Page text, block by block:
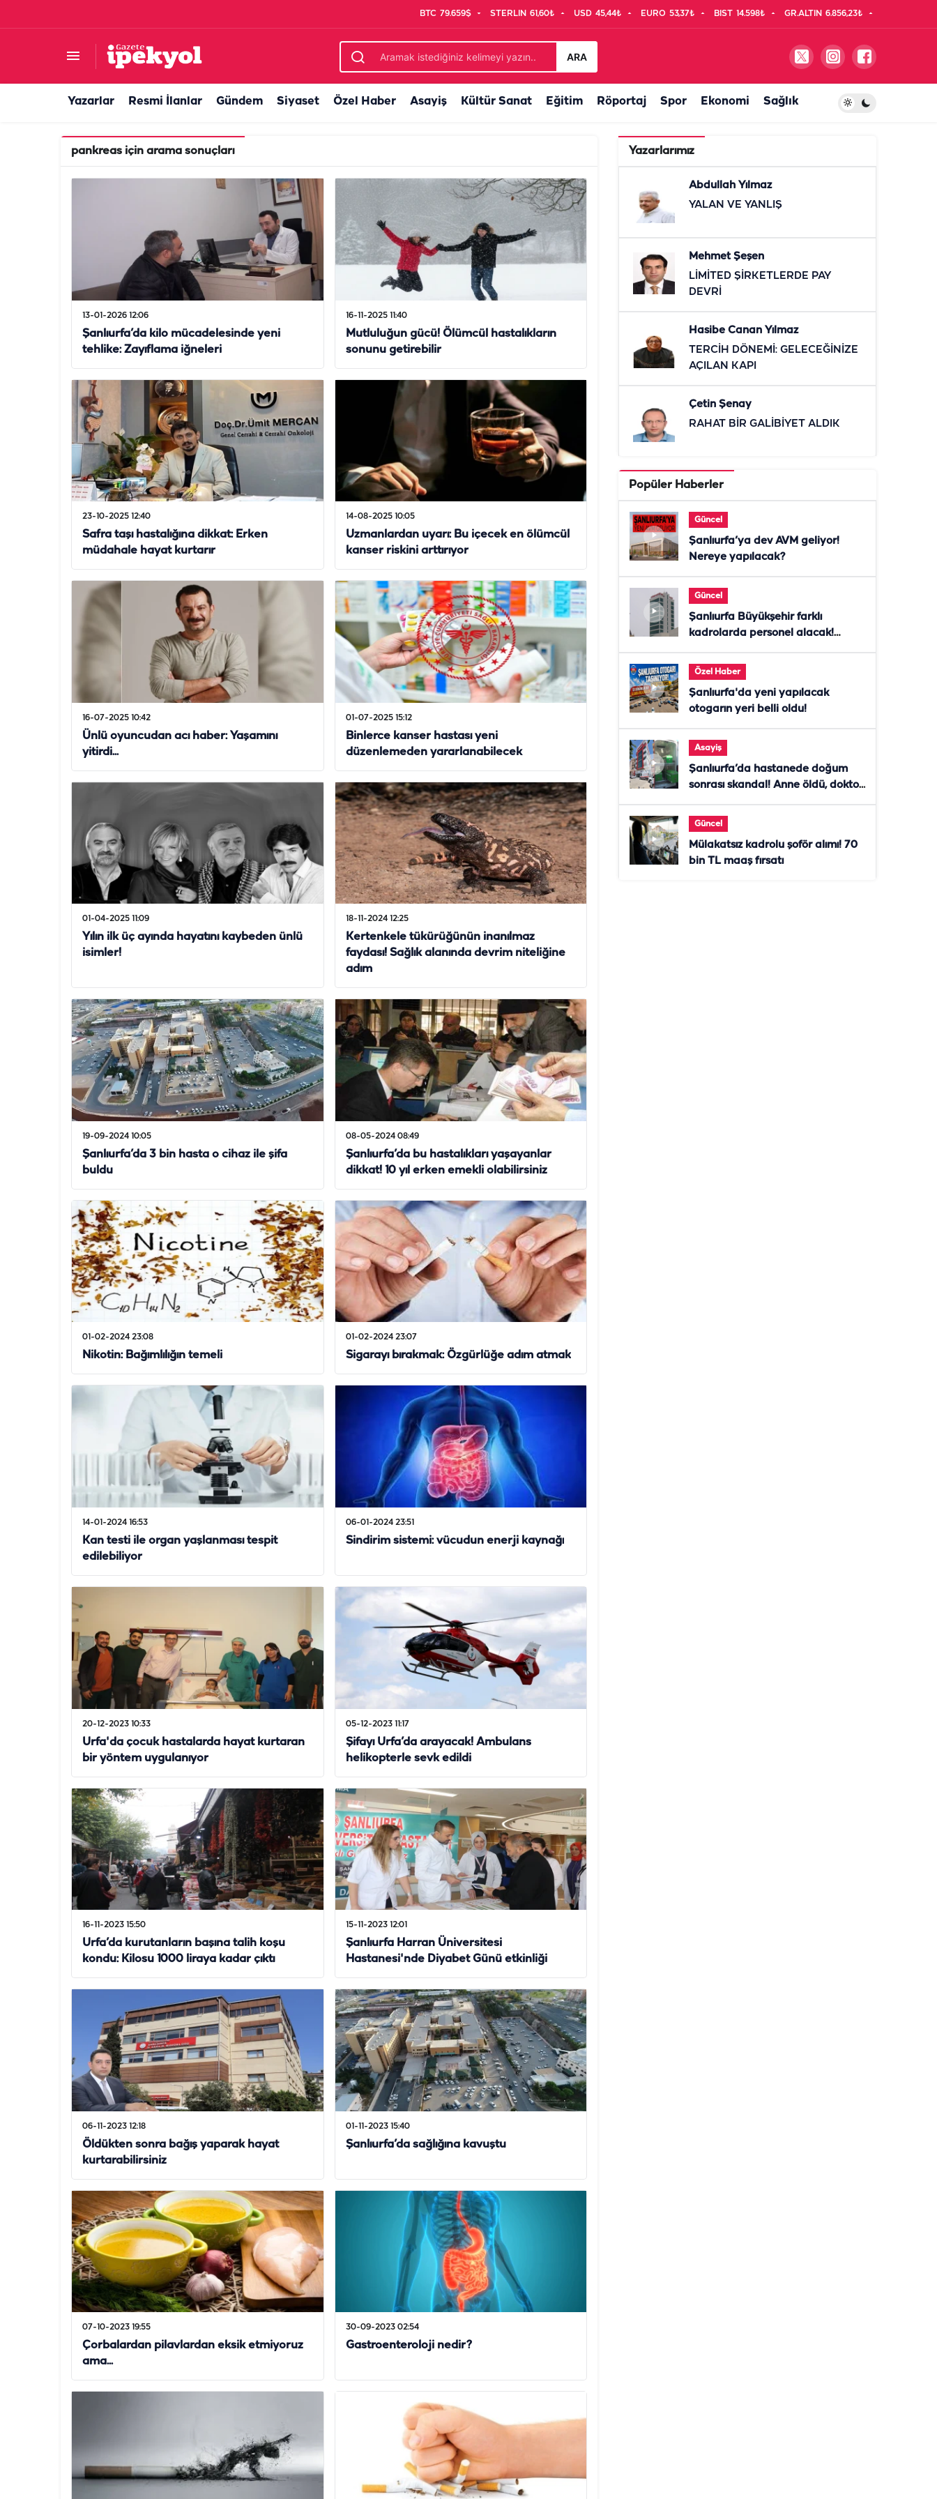
BTC 79.659$ STERLIN 61,60₺ USD 45,44₺ EURO 53,37₺ BIST 14.598₺ GR.ALTIN 6.856,23₺
ARA
Yazarlar Resmi İlanlar Gündem Siyaset Özel Haber Asayiş Kültür Sanat Eğitim Röportaj Spor Ekonomi Sağlık
pankreas için arama sonuçları
13-01-2026 12:06
Şanlıurfa’da kilo mücadelesinde yeni
tehlike: Zayıflama iğneleri
16-11-2025 11:40
Mutluluğun gücü! Ölümcül hastalıkların
sonunu getirebilir
23-10-2025 12:40
Safra taşı hastalığına dikkat: Erken
müdahale hayat kurtarır
14-08-2025 10:05
Uzmanlardan uyarı: Bu içecek en ölümcül
kanser riskini arttırıyor
16-07-2025 10:42
Ünlü oyuncudan acı haber: Yaşamını
yitirdi...
01-07-2025 15:12
Binlerce kanser hastası yeni
düzenlemeden yararlanabilecek
01-04-2025 11:09
Yılın ilk üç ayında hayatını kaybeden ünlü
isimler!
18-11-2024 12:25
Kertenkele tükürüğünün inanılmaz
faydası! Sağlık alanında devrim niteliğine
adım
19-09-2024 10:05
Şanlıurfa’da 3 bin hasta o cihaz ile şifa
buldu
08-05-2024 08:49
Şanlıurfa’da bu hastalıkları yaşayanlar
dikkat! 10 yıl erken emekli olabilirsiniz
01-02-2024 23:08
Nikotin: Bağımlılığın temeli
01-02-2024 23:07
Sigarayı bırakmak: Özgürlüğe adım atmak
14-01-2024 16:53
Kan testi ile organ yaşlanması tespit
edilebiliyor
06-01-2024 23:51
Sindirim sistemi: vücudun enerji kaynağı
20-12-2023 10:33
Urfa'da çocuk hastalarda hayat kurtaran
bir yöntem uygulanıyor
05-12-2023 11:17
Şifayı Urfa’da arayacak! Ambulans
helikopterle sevk edildi
16-11-2023 15:50
Urfa’da kurutanların başına talih koşu
kondu: Kilosu 1000 liraya kadar çıktı
15-11-2023 12:01
Şanlıurfa Harran Üniversitesi
Hastanesi'nde Diyabet Günü etkinliği
06-11-2023 12:18
Öldükten sonra bağış yaparak hayat
kurtarabilirsiniz
01-11-2023 15:40
Şanlıurfa’da sağlığına kavuştu
07-10-2023 19:55
Çorbalardan pilavlardan eksik etmiyoruz
ama...
30-09-2023 02:54
Gastroenteroloji nedir?
Yazarlarımız
Abdullah Yılmaz
YALAN VE YANLIŞ
Mehmet Şeşen
LİMİTED ŞİRKETLERDE PAY
DEVRİ
Hasibe Canan Yılmaz
TERCİH DÖNEMİ: GELECEĞİNİZE
AÇILAN KAPI
Çetin Şenay
RAHAT BİR GALİBİYET ALDIK
Popüler Haberler
Güncel
Şanlıurfa’ya dev AVM geliyor!
Nereye yapılacak?
Güncel
Şanlıurfa Büyükşehir farklı
kadrolarda personel alacak!
Özel Haber
Şanlıurfa'da yeni yapılacak
otogarın yeri belli oldu!
Asayiş
Şanlıurfa’da hastanede doğum
sonrası skandal! Anne öldü, doktor
Güncel
Mülakatsız kadrolu şoför alımı! 70
bin TL maaş fırsatı